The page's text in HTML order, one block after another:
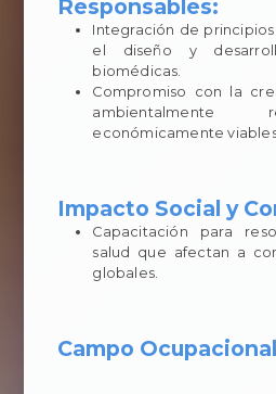
Responsables:
Integración de
el diseño y
biomédicas.
Compromiso con la
ambientalmente
económicamente
Impacto Social y
Capacitación para
salud que afectan a
globales.
Campo